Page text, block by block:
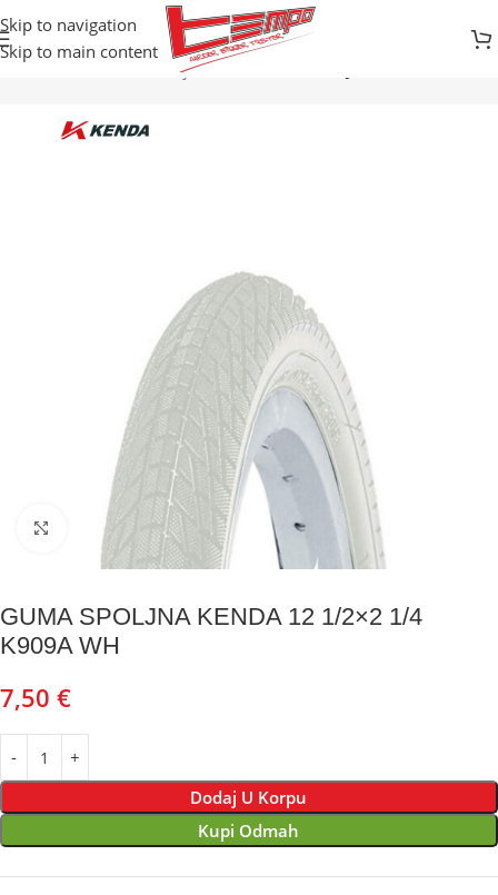
Skip to navigation
Skip to main content
Početna
Djelovi za bicikle
Kliknite za uvećanje
GUMA SPOLJNA KENDA 12 1/2×2 1/4
K909A WH
7,50 €
Dodaj U Korpu
Kupi Odmah